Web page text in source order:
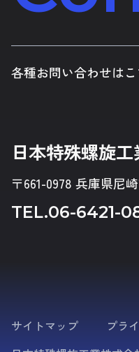
各種お問い合わせは
日本特殊螺旋工
〒661-0978 兵庫県尼
TEL.06-6421-
サイトマップ
プラ